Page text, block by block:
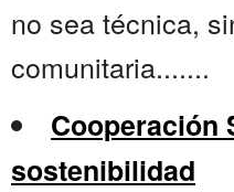
no sea técnica,
comunitaria.......
Cooperación
sostenibilidad